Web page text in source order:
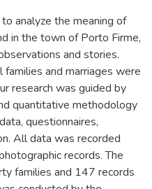
analyze the meaning of
in the town of Porto Firme,
and stories.
families and marriages were
research was guided by
quantitative methodology
questionnaires,
All data was recorded
records. The
families and 147 records